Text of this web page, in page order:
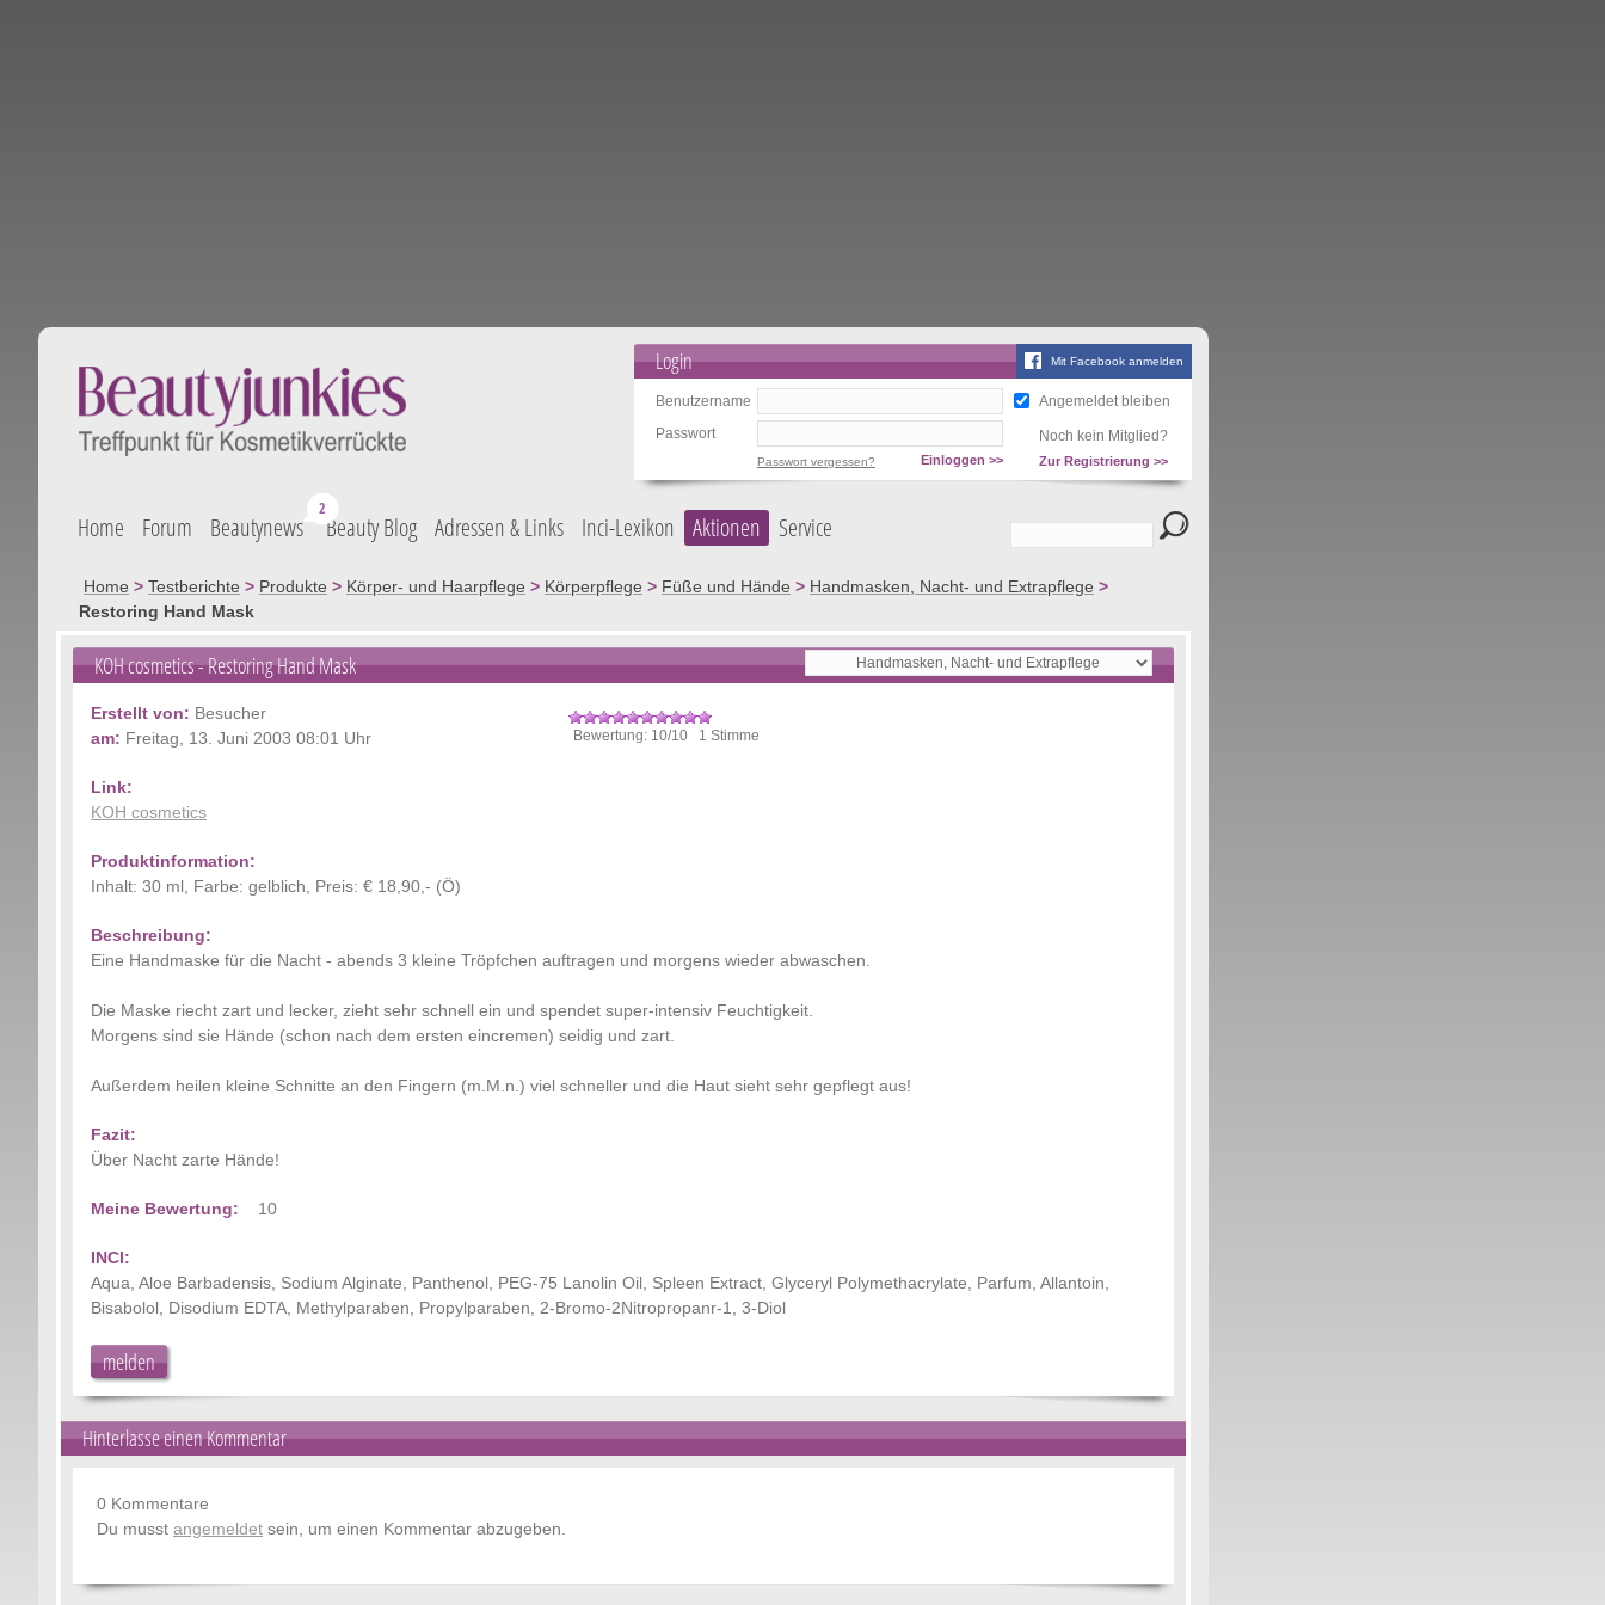
Mit Facebook anmelden
Login
Benutzername
Angemeldet bleiben
Passwort
Noch kein Mitglied?
Einloggen >>
Passwort vergessen? Zur Registrierung >>
Home Forum Beautynews Beauty Blog Adressen & Links Inci-Lexikon Aktionen Service
Home > Testberichte > Produkte > Körper- und Haarpflege > Körperpflege > Füße und Hände > Handmasken, Nacht- und Extrapflege >
Restoring Hand Mask
KOH cosmetics- Restoring Hand Mask
Erstellt von: Besucher
am: Freitag, 13. Juni 2003 08:01 Uhr Bewertung: 10/10 1 Stimme
Link:
KOH cosmetics
Produktinformation:
Inhalt: 30 ml, Farbe: gelblich, Preis: € 18,90,- (Ö)
Beschreibung:
Eine Handmaske für die Nacht - abends 3 kleine Tröpfchen auftragen und morgens wieder abwaschen.
Die Maske riecht zart und lecker, zieht sehr schnell ein und spendet super-intensiv Feuchtigkeit.
Morgens sind sie Hände (schon nach dem ersten eincremen) seidig und zart.
Außerdem heilen kleine Schnitte an den Fingern (m.M.n.) viel schneller und die Haut sieht sehr gepflegt aus!
Fazit:
Über Nacht zarte Hände!
Meine Bewertung: 10
INCI:
Aqua, Aloe Barbadensis, Sodium Alginate, Panthenol, PEG-75 Lanolin Oil, Spleen Extract, Glyceryl Polymethacrylate, Parfum, Allantoin,
Bisabolol, Disodium EDTA, Methylparaben, Propylparaben, 2-Bromo-2Nitropropanr-1, 3-Diol
melden
Hinterlasse einen Kommentar
0 Kommentare
Du musst angemeldet sein, um einen Kommentar abzugeben.